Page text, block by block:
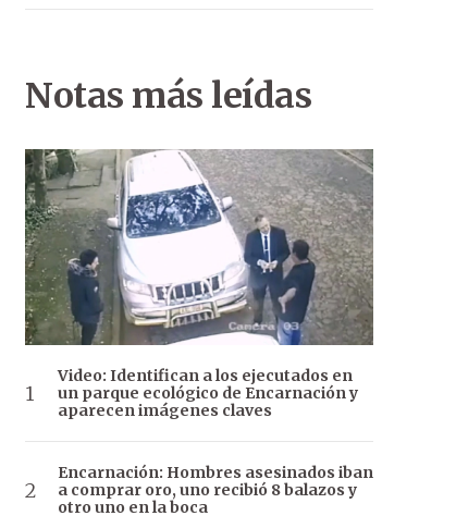
Notas más leídas
Video: Identifican a los ejecutados en
un parque ecológico de Encarnación y
aparecen imágenes claves
Encarnación: Hombres asesinados iban
a comprar oro, uno recibió 8 balazos y
otro uno en la boca